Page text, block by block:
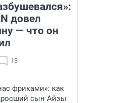
довел
— что он
13
фриками»: как
сын Айзы